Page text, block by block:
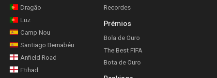
Dragão
Luz
Camp Nou
Santiago Bernabéu
Anfield Road
Etihad
Recordes
Prémios
Bola de Ouro
The Best FIFA
Bota de Ouro